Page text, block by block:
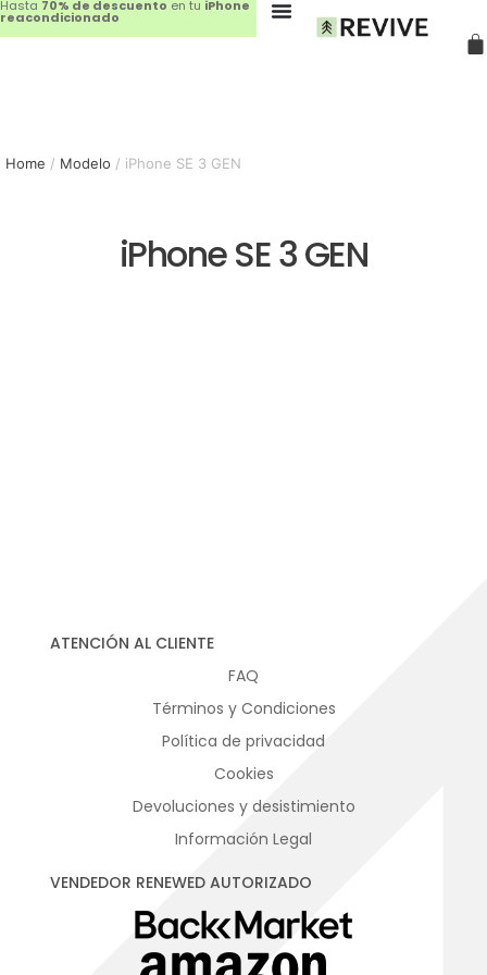
Hasta 70% de descuento en tu iPhone
reacondicionado
Home / Modelo / iPhone SE 3 GEN
iPhone SE 3 GEN
ATENCIÓN AL CLIENTE
FAQ
Términos y Condiciones
Política de privacidad
Cookies
Devoluciones y desistimiento
Información Legal
VENDEDOR RENEWED AUTORIZADO